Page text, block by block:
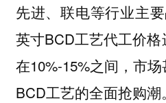
先进、联电等行业主
英寸BCD工艺代工价
在10%-15%之间，市
BCD工艺的全面抢购潮。